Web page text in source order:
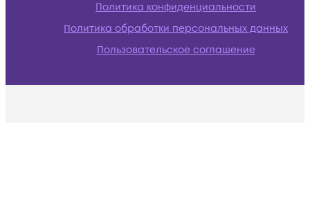
Политика конфиденциальности
Политика обработки персональных данных
Пользовательское соглашение